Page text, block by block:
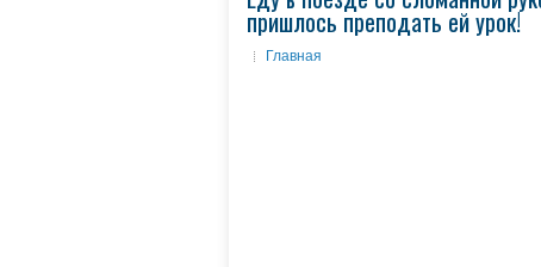
пришлось преподать ей урок!
Главная